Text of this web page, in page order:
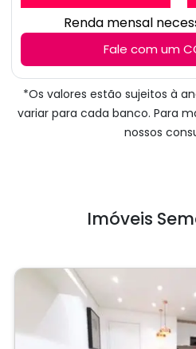
Renda mensal
Fale com um
*Os valores estão sujeitos à
variar para cada banco. Para
nossos
Imóveis